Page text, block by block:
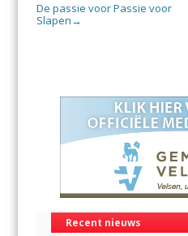
De passie voor Passie voor
Slapen →
Recent nieuws